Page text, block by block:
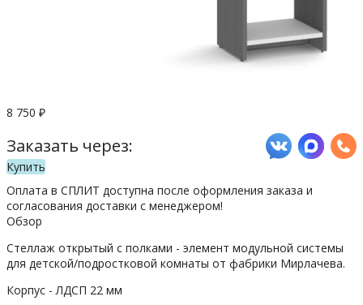
8 750 ₽
Заказать через:
Купить
Оплата в СПЛИТ доступна после оформления заказа и
согласования доставки с менеджером!
Обзор
Стеллаж открытый с полками - элемент модульной системы
для детской/подростковой комнаты от фабрики Мирлачева.
Корпус - ЛДСП 22 мм